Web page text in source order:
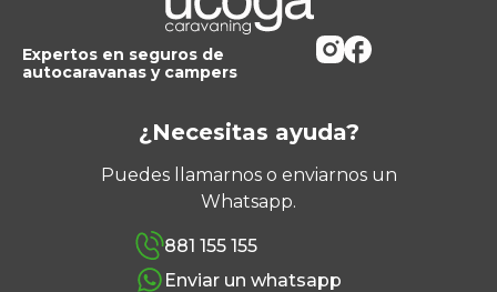
Expertos en seguros de
autocaravanas y campers
¿Necesitas ayuda?
Puedes llamarnos o enviarnos un
Whatsapp.
881 155 155
Enviar un whatsapp